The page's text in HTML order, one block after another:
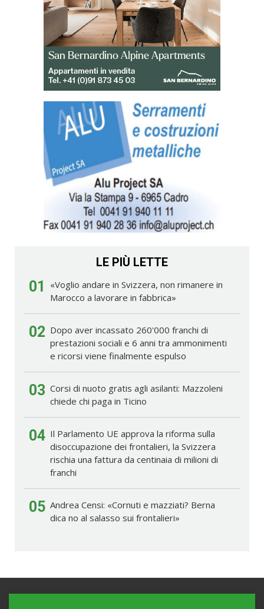
LE PIÙ LETTE
01
«Voglio andare in Svizzera, non rimanere in
Marocco a lavorare in fabbrica»
02 Dopo aver incassato 260'000 franchi di
prestazioni sociali e 6 anni tra ammonimenti
e ricorsi viene finalmente espulso
03 Corsi di nuoto gratis agli asilanti: Mazzoleni
chiede chi paga in Ticino
04 Il Parlamento UE approva la riforma sulla
disoccupazione dei frontalieri, la Svizzera
rischia una fattura da centinaia di milioni di
franchi
05 Andrea Censi: «Cornuti e mazziati? Berna
dica no al salasso sui frontalieri»